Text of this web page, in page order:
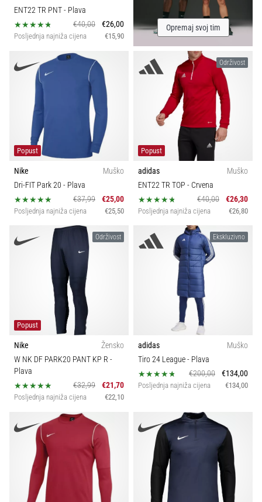
ENT22 TR PNT- Plava
€40,00
€26,00
Posljednja najniža cijena €15,90
Opremaj svoj tim
Popust
Nike
Muško
Dri-FIT Park 20 - Plava
€37,99
€25,00
Posljednja najniža cijena €25,50
Održivost
Popust
adidas
Muško
ENT22 TR TOP - Crvena
€40,00
€26,30
Posljednja najniža cijena €26,80
Održivost
Popust
Nike
Žensko
W NK DF PARK20 PANT KP R -
Plava
€32,99
€21,70
Posljednja najniža cijena €22,10
Ekskluzivno
adidas
Muško
Tiro 24 League- Plava
€200,00
€134,00
Posljednja najniža cijena €134,00